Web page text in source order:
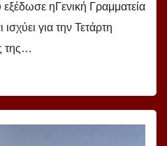
ηΓενική Γραμματεία
για την Τετάρτη
της…